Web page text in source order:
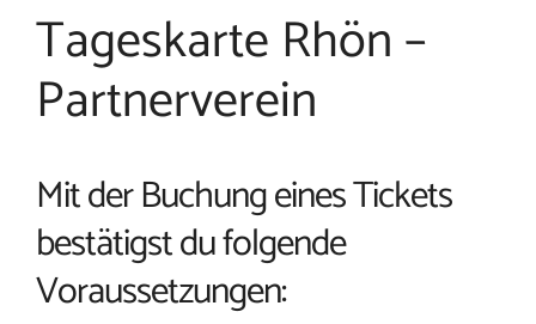
Tageskarte Rhön –
Partnerverein
Mit der Buchung eines Tickets
bestätigst du folgende
Voraussetzungen: